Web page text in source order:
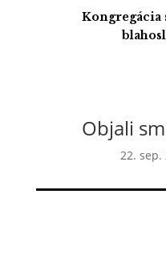
Objali
22. sep.